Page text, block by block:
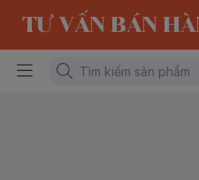
TƯ VẤN BÁN